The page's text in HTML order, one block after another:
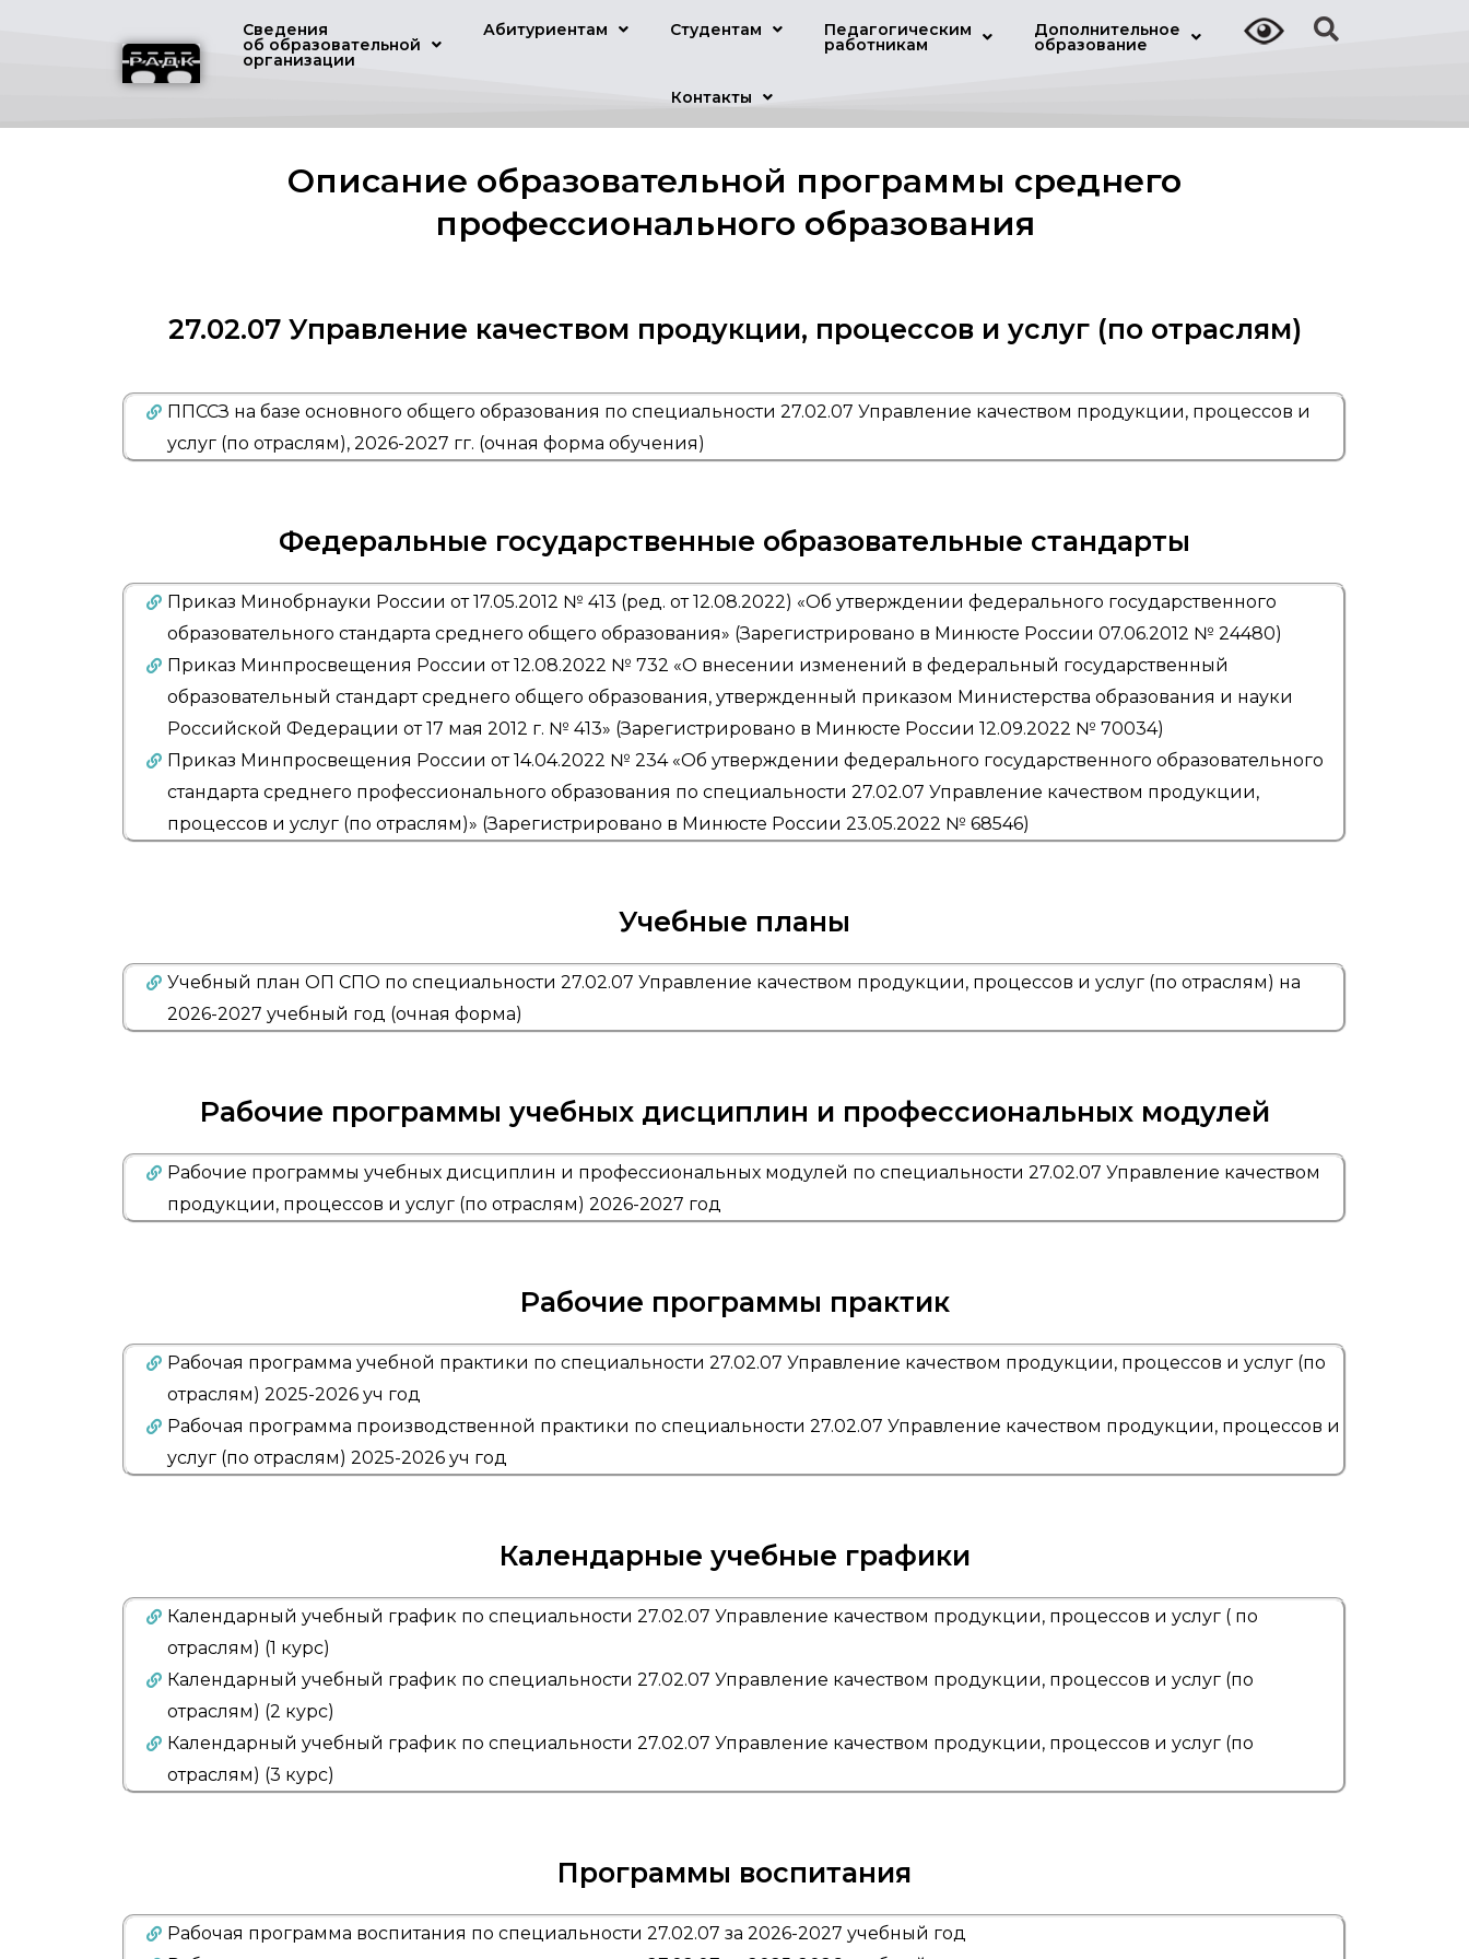
Сведения
об образовательной
организации
Абитуриентам Студентам Педагогическим
работникам
Дополнительное
образование
Контакты
Описание образовательной программы среднего
профессионального образования
27.02.07 Управление качеством продукции, процессов и услуг (по отраслям)
ППССЗ на базе основного общего образования по специальности 27.02.07 Управление качеством продукции, процессов и
услуг (по отраслям), 2026-2027 гг. (очная форма обучения)
Федеральные государственные образовательные стандарты
Приказ Минобрнауки России от 17.05.2012 № 413 (ред. от 12.08.2022) «Об утверждении федерального государственного
образовательного стандарта среднего общего образования» (Зарегистрировано в Минюсте России 07.06.2012 № 24480)
Приказ Минпросвещения России от 12.08.2022 № 732 «О внесении изменений в федеральный государственный
образовательный стандарт среднего общего образования, утвержденный приказом Министерства образования и науки
Российской Федерации от 17 мая 2012 г. № 413» (Зарегистрировано в Минюсте России 12.09.2022 № 70034)
Приказ Минпросвещения России от 14.04.2022 № 234 «Об утверждении федерального государственного образовательного
стандарта среднего профессионального образования по специальности 27.02.07 Управление качеством продукции,
процессов и услуг (по отраслям)» (Зарегистрировано в Минюсте России 23.05.2022 № 68546)
Учебные планы
Учебный план ОП СПО по специальности 27.02.07 Управление качеством продукции, процессов и услуг (по отраслям) на
2026-2027 учебный год (очная форма)
Рабочие программы учебных дисциплин и профессиональных модулей
Рабочие программы учебных дисциплин и профессиональных модулей по специальности 27.02.07 Управление качеством
продукции, процессов и услуг (по отраслям) 2026-2027 год
Рабочие программы практик
Рабочая программа учебной практики по специальности 27.02.07 Управление качеством продукции, процессов и услуг (по
отраслям) 2025-2026 уч год
Рабочая программа производственной практики по специальности 27.02.07 Управление качеством продукции, процессов и
услуг (по отраслям) 2025-2026 уч год
Календарные учебные графики
Календарный учебный график по специальности 27.02.07 Управление качеством продукции, процессов и услуг ( по
отраслям) (1 курс)
Календарный учебный график по специальности 27.02.07 Управление качеством продукции, процессов и услуг (по
отраслям) (2 курс)
Календарный учебный график по специальности 27.02.07 Управление качеством продукции, процессов и услуг (по
отраслям) (3 курс)
Программы воспитания
Рабочая программа воспитания по специальности 27.02.07 за 2026-2027 учебный год